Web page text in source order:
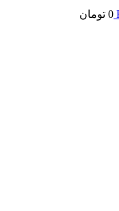
0 تومان